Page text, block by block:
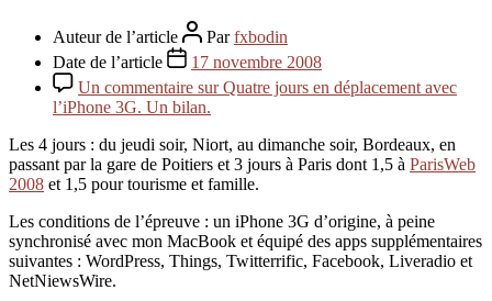
Auteur de l’article Parfxbodin
Date de l’article
17 novembre 2008
Un commentaire sur Quatre jours en déplacement avec
l’iPhone 3G. Un bilan.
Les 4 jours : du jeudi soir, Niort, au dimanche soir, Bordeaux, en
passant par la gare de Poitiers et 3 jours à Paris dont 1,5 à ParisWeb
2008 et 1,5 pour tourisme et famille.
Les conditions de l’épreuve : un iPhone 3G d’origine, à peine
synchronisé avec mon MacBook et équipé des apps supplémentaires
suivantes : WordPress, Things, Twitterrific, Facebook, Liveradio et
NetNiewsWire.